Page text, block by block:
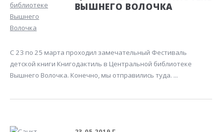
ВЫШНЕГО ВОЛОЧКА
С 23 по 25 марта проходил замечательный Фестиваль
детской книги Книгодактиль в Центральной библиотеке
Вышнего Волочка. Конечно, мы отправились туда. ...